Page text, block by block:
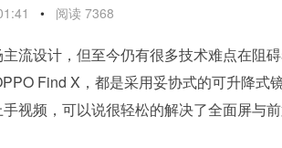
• 阅读 7368
流设计，但至今仍有很多技术难点在阻
Find X，都是采用妥协式的可升降式
视频，可以说很轻松的解决了全面屏与前